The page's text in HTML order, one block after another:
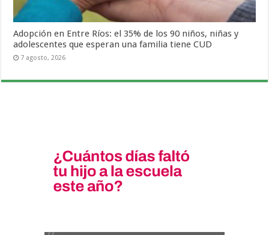
Adopción en Entre Ríos: el 35% de los 90 niños, niñas y
adolescentes que esperan una familia tiene CUD
7 agosto, 2026